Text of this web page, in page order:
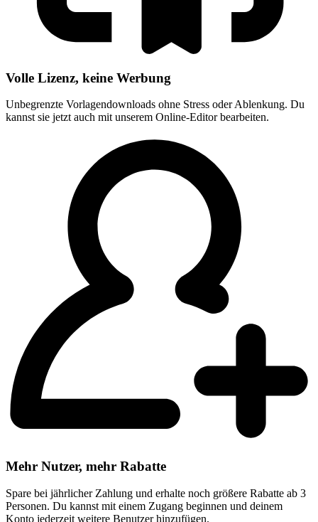
Volle Lizenz, keine Werbung
Unbegrenzte Vorlagendownloads ohne Stress oder Ablenkung. Du
kannst sie jetzt auch mit unserem Online-Editor bearbeiten.
Mehr Nutzer, mehr Rabatte
Spare bei jährlicher Zahlung und erhalte noch größere Rabatte ab 3
Personen. Du kannst mit einem Zugang beginnen und deinem
Konto jederzeit weitere Benutzer hinzufügen.